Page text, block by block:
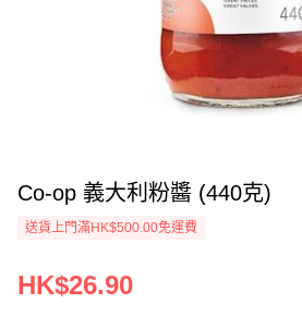
Co-op 義大利粉醬 (440克)
送貨上門滿HK$500.00免運費
HK$26.90